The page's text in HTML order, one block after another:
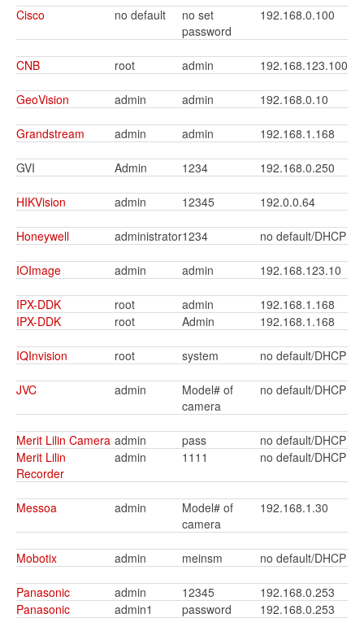
Cisco no default
no set
password
192.168.0.100
CNB root admin 192.168.123.100
GeoVision admin admin 192.168.0.10
Grandstream admin admin 192.168.1.168
GVI Admin 1234 192.168.0.250
HIKVision admin 12345 192.0.0.64
Honeywell administrator1234 no default/DHCP
IOImage admin admin 192.168.123.10
IPX-DDK root admin
192.168.1.168
IPX-DDK
root Admin 192.168.1.168
IQInvision root system no default/DHCP
JVC admin
Model# of
camera
no default/DHCP
Merit Lilin Camera admin pass
no default/DHCP
Merit Lilin
Recorder
admin 1111 no default/DHCP
Messoa admin
Model# of
camera
192.168.1.30
Mobotix admin meinsm no default/DHCP
Panasonic admin 12345
192.168.0.253
Panasonic
admin1 password 192.168.0.253